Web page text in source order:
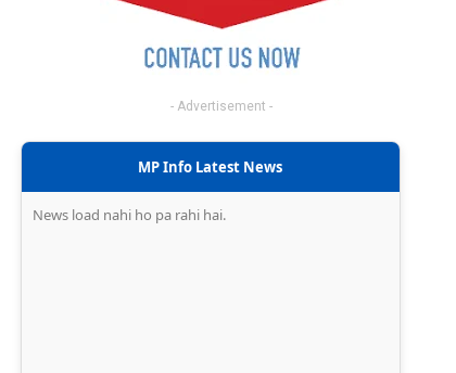
- Advertisement -
MP Info Latest News
News load nahi ho pa rahi hai.